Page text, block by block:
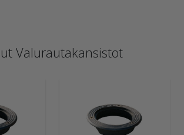
Valurautakansistot